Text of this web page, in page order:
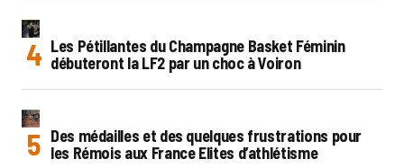
Les Pétillantes du Champagne Basket Féminin
débuteront la LF2 par un choc à Voiron
Des médailles et des quelques frustrations pour
les Rémois aux France Elites d’athlétisme